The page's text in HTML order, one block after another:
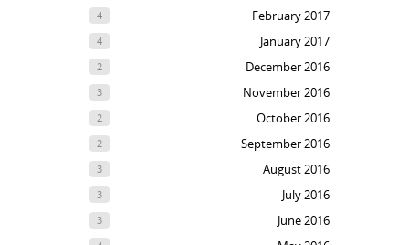
February 2017
4
January 2017
4
December 2016
2
November 2016
3
October 2016
2
September 2016
2
August 2016
3
July 2016
3
June 2016
3